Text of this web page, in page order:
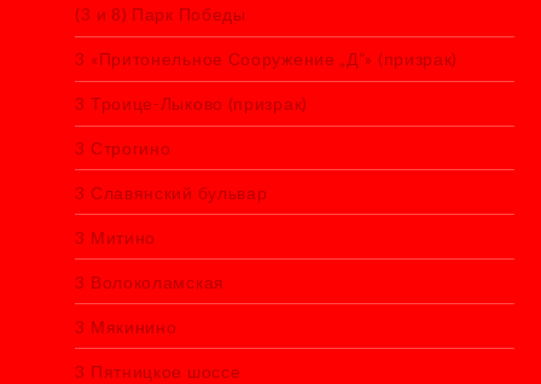
(3 и 8) Парк Победы
3 «Притонельное Сооружение „Д“» (призрак)
3 Троице-Лыково (призрак)
3 Строгино
3 Славянский бульвар
3 Митино
3 Волоколамская
3 Мякинино
3 Пятницкое шоссе